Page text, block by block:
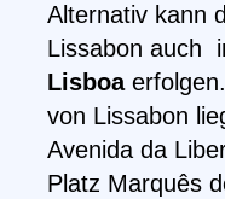
Alternativ kann
Lissabon auch
Lisboa
von Lissabon
Avenida da
Platz Marquês